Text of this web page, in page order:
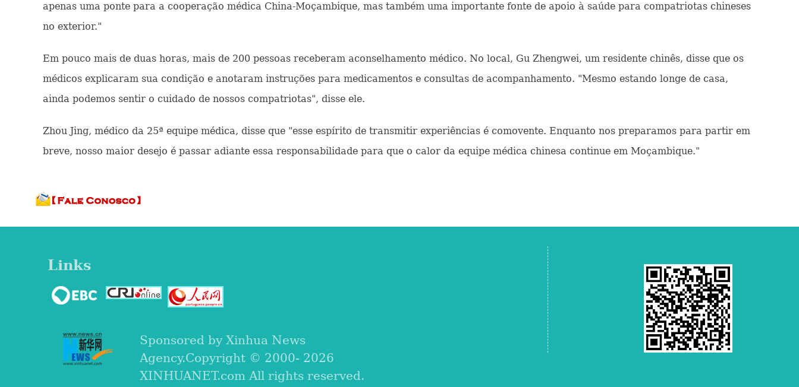
apenas uma ponte para a cooperação médica China-Moçambique, mas também uma importante fonte de apoio à saúde para compatriotas chineses
no exterior."
Em pouco mais de duas horas, mais de 200 pessoas receberam aconselhamento médico. No local, Gu Zhengwei, um residente chinês, disse que os
médicos explicaram sua condição e anotaram instruções para medicamentos e consultas de acompanhamento. "Mesmo estando longe de casa,
ainda podemos sentir o cuidado de nossos compatriotas", disse ele.
Zhou Jing, médico da 25ª equipe médica, disse que "esse espírito de transmitir experiências é comovente. Enquanto nos preparamos para partir em
breve, nosso maior desejo é passar adiante essa responsabilidade para que o calor da equipe médica chinesa continue em Moçambique."
Links
Sponsored by Xinhua News
Agency.Copyright © 2000- 2026
XINHUANET.com All rights reserved.